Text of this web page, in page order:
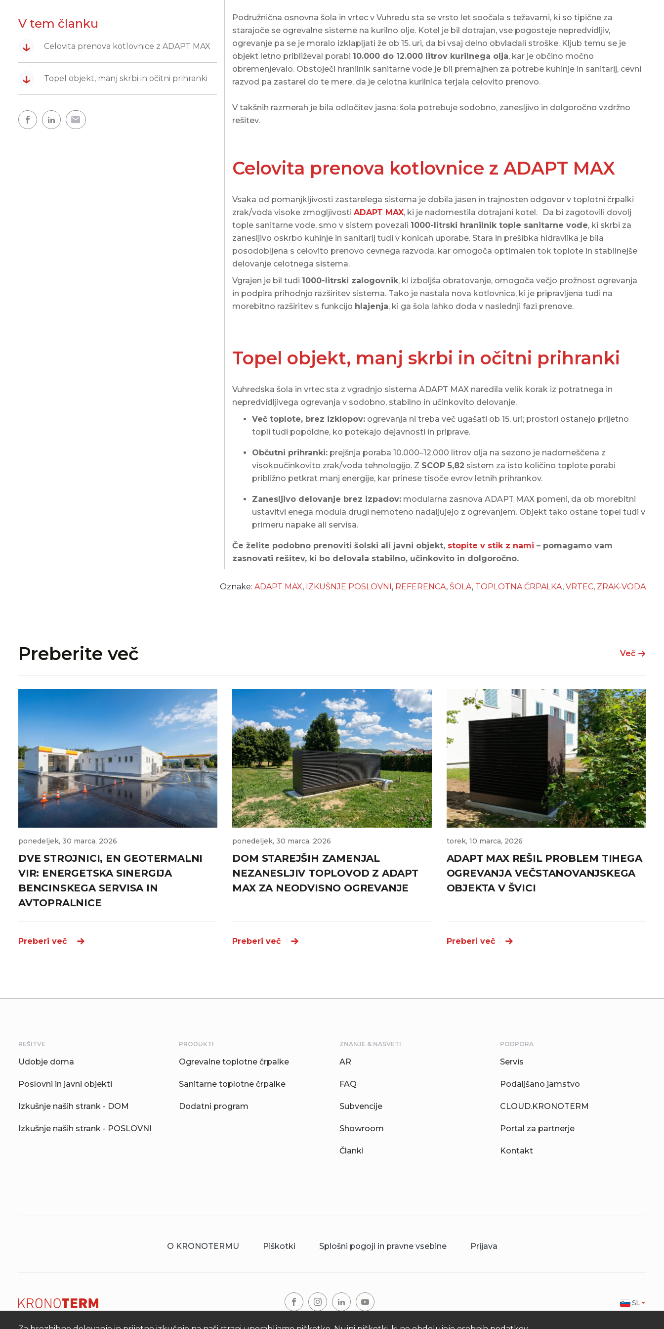
V tem članku
↓ Celovita prenova kotlovnice z ADAPT MAX
↓ Topel objekt, manj skrbi in očitni prihranki
Podružnična osnovna šola in vrtec v Vuhredu sta se vrsto let soočala s težavami, ki so tipične za
starajoče se ogrevalne sisteme na kurilno olje. Kotel je bil dotrajan, vse pogosteje nepredvidljiv,
ogrevanje pa se je moralo izklapljati že ob 15. uri, da bi vsaj delno obvladali stroške. Kljub temu se je
objekt letno približeval porabi 10.000 do 12.000 litrov kurilnega olja, kar je občino močno
obremenjevalo. Obstoječi hranilnik sanitarne vode je bil premajhen za potrebe kuhinje in sanitarij, cevni
razvod pa zastarel do te mere, da je celotna kurilnica terjala celovito prenovo.
V takšnih razmerah je bila odločitev jasna: šola potrebuje sodobno, zanesljivo in dolgoročno vzdržno
rešitev.
Celovita prenova kotlovnice z ADAPT MAX
Vsaka od pomanjkljivosti zastarelega sistema je dobila jasen in trajnosten odgovor v toplotni črpalki
zrak/voda visoke zmogljivostiADAPT MAX, ki je nadomestila dotrajani kotel.
Da bi zagotovili dovolj
tople sanitarne vode, smo v sistem povezali 1000-litrski hranilnik tople sanitarne vode, ki skrbi za
zanesljivo oskrbo kuhinje in sanitarij tudi v konicah uporabe. Stara in prešibka hidravlika je bila
posodobljena s celovito prenovo cevnega razvoda, kar omogoča optimalen tok toplote in stabilnejše
delovanje celotnega sistema.
Vgrajen je bil tudi 1000-litrski zalogovnik, ki izboljša obratovanje, omogoča večjo prožnost ogrevanja
in podpira prihodnjo razširitev sistema. Tako je nastala nova kotlovnica, ki je pripravljena tudi na
morebitno razširitev s funkcijo hlajenja, ki ga šola lahko doda v naslednji fazi prenove.
Topel objekt, manj skrbi in očitni prihranki
Vuhredska šola in vrtec sta z vgradnjo sistema ADAPT MAX naredila velik korak iz potratnega in
nepredvidljivega ogrevanja v sodobno, stabilno in učinkovito delovanje.
Več toplote, brez izklopov: ogrevanja ni treba več ugašati ob 15. uri; prostori ostanejo prijetno
topli tudi popoldne, ko potekajo dejavnosti in priprave.
Občutni prihranki: prejšnja poraba 10.000–12.000 litrov olja na sezono je nadomeščena z
visokoučinkovito zrak/voda tehnologijo. Z SCOP 5,82 sistem za isto količino toplote porabi
približno petkrat manj energije, kar prinese tisoče evrov letnih prihrankov.
Zanesljivo delovanje brez izpadov: modularna zasnova ADAPT MAX pomeni, da ob morebitni
ustavitvi enega modula drugi nemoteno nadaljujejo z ogrevanjem. Objekt tako ostane topel tudi v
primeru napake ali servisa.
Če želite podobno prenoviti šolski ali javni objekt, stopite v stik z nami – pomagamo vam
zasnovati rešitev, ki bo delovala stabilno, učinkovito in dolgoročno.
Oznake: ADAPT MAX, IZKUŠNJE POSLOVNI , REFERENCA, ŠOLA, TOPLOTNA ČRPALKA, VRTEC, ZRAK-VODA
Preberite več Več
ponedeljek, 30 marca, 2026
DVE STROJNICI, EN GEOTERMALNI
VIR: ENERGETSKA SINERGIJA
BENCINSKEGA SERVISA IN
AVTOPRALNICE
Preberi več
ponedeljek, 30 marca, 2026
DOM STAREJŠIH ZAMENJAL
NEZANESLJIV TOPLOVOD Z ADAPT
MAX ZA NEODVISNO OGREVANJE
Preberi več
torek, 10 marca, 2026
ADAPT MAX REŠIL PROBLEM TIHEGA
OGREVANJA VEČSTANOVANJSKEGA
OBJEKTA V ŠVICI
Preberi več
REŠITVE
Udobje doma
Poslovni in javni objekti
Izkušnje naših strank - DOM
Izkušnje naših strank - POSLOVNI
PRODUKTI
Ogrevalne toplotne črpalke
Sanitarne toplotne črpalke
Dodatni program
ZNANJE & NASVETI
AR
FAQ
Subvencije
Showroom
Članki
PODPORA
Servis
Podaljšano jamstvo
CLOUD.KRONOTERM
Portal za partnerje
Kontakt
O KRONOTERMU Piškotki Splošni pogoji in pravne vsebine Prijava
SL
© 2026 Kronoterm | vse pravice pridržane. KRONOTERM d.o.o.